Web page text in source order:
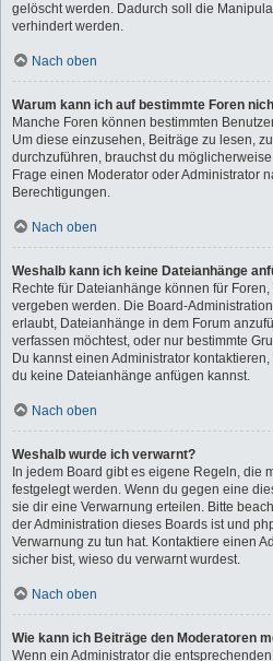
gelöscht werden. Dadurch soll die
verhindert werden.
Nach oben
Warum kann ich auf bestimmte Foren
Manche Foren können bestimmten
Um diese einzusehen, Beiträge zu lesen,
durchzuführen, brauchst du
Frage einen Moderator oder Administrator
Berechtigungen.
Nach oben
Weshalb kann ich keine Dateianhänge
Rechte für Dateianhänge können für
vergeben werden. Die Board-
erlaubt, Dateianhänge in dem Forum
verfassen möchtest, oder nur bestimmte
Du kannst einen Administrator
du keine Dateianhänge anfügen kannst.
Nach oben
Weshalb wurde ich verwarnt?
In jedem Board gibt es eigene Regeln, die
festgelegt werden. Wenn du gegen eine
sie dir eine Verwarnung erteilen. Bitte
der Administration dieses Boards ist und
Verwarnung zu tun hat. Kontaktiere einen
sicher bist, wieso du verwarnt wurdest.
Nach oben
Wie kann ich Beiträge den Moderatoren
Wenn ein Administrator die